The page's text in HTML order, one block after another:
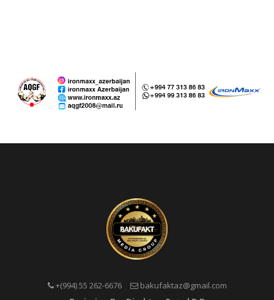
+(994) 55 262-6676
bakufaktaz@gmail.com